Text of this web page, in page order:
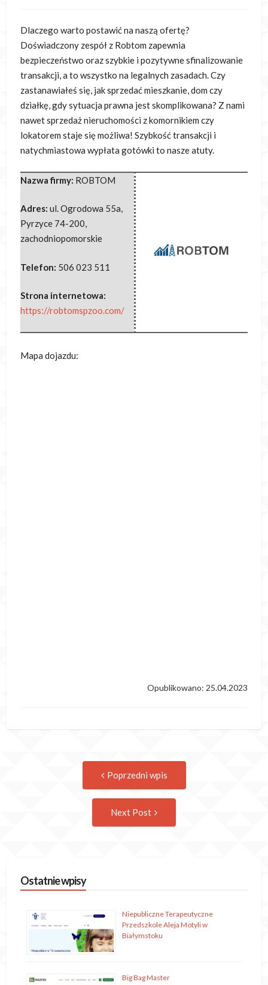
Dlaczego warto postawić na naszą ofertę?
Doświadczony zespół z Robtom zapewnia
bezpieczeństwo oraz szybkie i pozytywne sfinalizowanie
transakcji, a to wszystko na legalnych zasadach. Czy
zastanawiałeś się, jak sprzedać mieszkanie, dom czy
działkę, gdy sytuacja prawna jest skomplikowana? Z nami
nawet sprzedaż nieruchomości z komornikiem czy
lokatorem staje się możliwa! Szybkość transakcji i
natychmiastowa wypłata gotówki to nasze atuty.
Nazwa firmy: ROBTOM
Adres: ul. Ogrodowa 55a,
Pyrzyce 74-200,
zachodniopomorskie
Telefon: 506 023 511
Strona internetowa:
https://robtomspzoo.com/
Mapa dojazdu:
Opublikowano: 25.04.2023
navigation
Poprzedni wpis
Next Post
Ostatnie wpisy
Niepubliczne Terapeutyczne
Przedszkole Aleja Motyli w
Białymstoku
Big Bag Master